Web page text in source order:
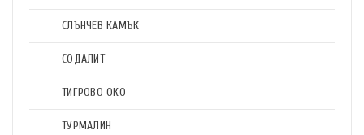
СЛЪНЧЕВ КАМЪК
СОДАЛИТ
ТИГРОВО ОКО
ТУРМАЛИН